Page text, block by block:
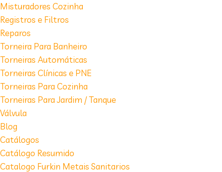
Misturadores Cozinha
Registros e Filtros
Reparos
Torneira Para Banheiro
Torneiras Automáticas
Torneiras Clínicas e PNE
Torneiras Para Cozinha
Torneiras Para Jardim / Tanque
Válvula
Blog
Catálogos
Catálogo Resumido
Catalogo Furkin Metais Sanitarios